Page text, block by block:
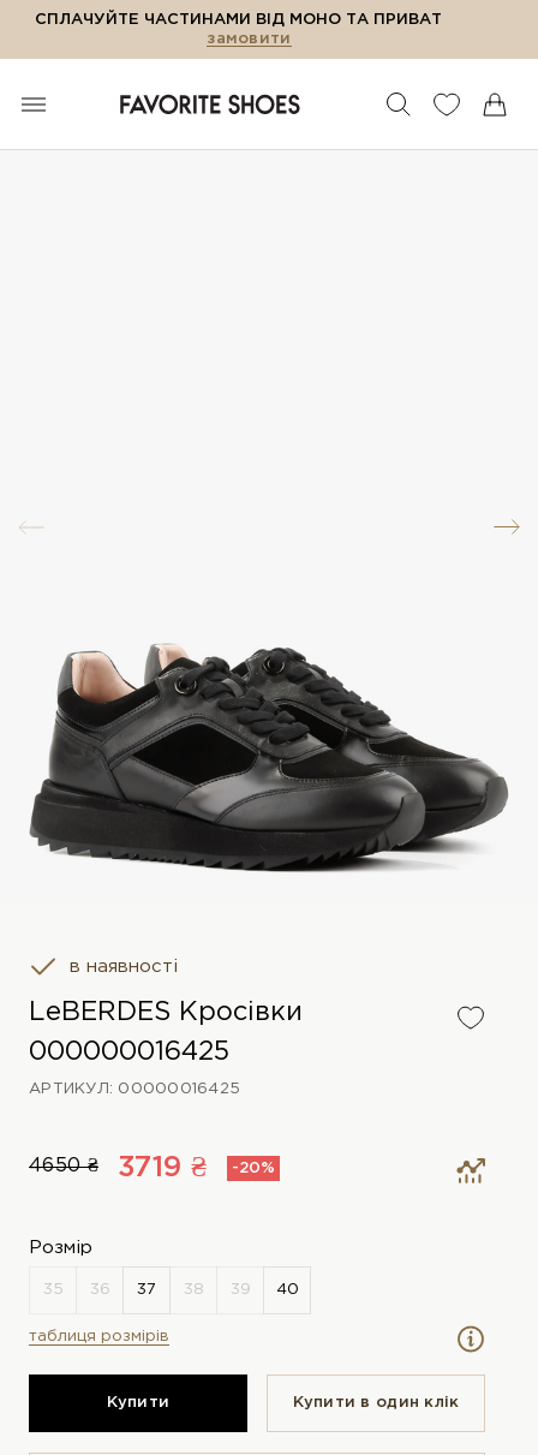
СПЛАЧУЙТЕ ЧАСТИНАМИ ВІД МОНО ТА ПРИВАТ
замовити
в наявності
LeBERDES Кросівки
000000016425
АРТИКУЛ: 00000016425
4650 ₴ 3719 ₴ -20%
Розмір
таблиця розмірів
Купити Купити в один клiк